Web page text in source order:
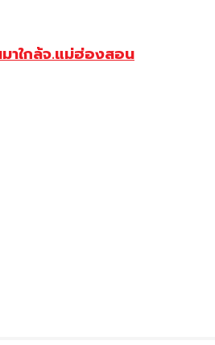
าใกล้จ.แม่ฮ่องสอน